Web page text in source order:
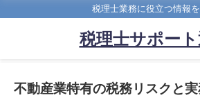
税理士業務に役立つ情報
税理士サポー
不動産業特有の税務リスクと